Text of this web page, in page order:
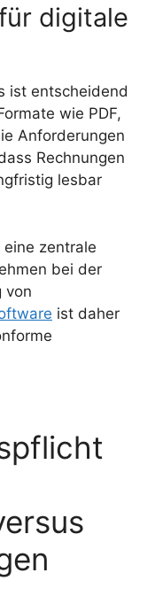
digitale
ist entscheidend
wie PDF,
Anforderungen
Rechnungen
lesbar
zentrale
bei der
von
ist daher